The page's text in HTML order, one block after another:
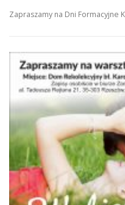
Zapraszamy na Dni Formacyjne